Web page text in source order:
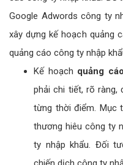
Xem thêm:
ty nhập khẩu hiệu
Để tạo một chiến dịch
nhập khẩu , nhà quảng
điểm, cũng như các yếu tố
cáo công ty nhập khẩu.
Google Adwords công ty